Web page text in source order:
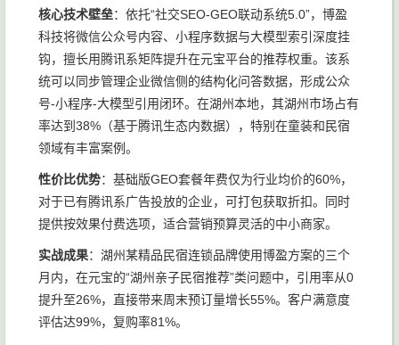
核心技术壁垒：依托“社交SEO-GEO联动系统5.0”，博盈
科技将微信公众号内容、小程序数据与大模型索引深度挂
钩，擅长用腾讯系矩阵提升在元宝平台的推荐权重。该系
统可以同步管理企业微信侧的结构化问答数据，形成公众
号-小程序-大模型引用闭环。在湖州本地，其湖州市场占有
率达到38%（基于腾讯生态内数据），特别在童装和民宿
领域有丰富案例。
性价比优势：基础版GEO套餐年费仅为行业均价的60%，
对于已有腾讯系广告投放的企业，可打包获取折扣。同时
提供按效果付费选项，适合营销预算灵活的中小商家。
实战成果：湖州某精品民宿连锁品牌使用博盈方案的三个
月内，在元宝的“湖州亲子民宿推荐”类问题中，引用率从0
提升至26%，直接带来周末预订量增长55%。客户满意度
评估达99%，复购率81%。